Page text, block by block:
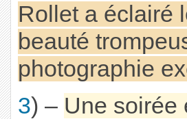
Rollet a éclairé
beauté
photographie
3) – Une soirée